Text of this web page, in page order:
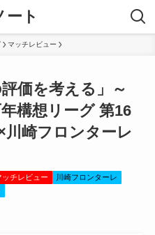
ート
マッチレビュー
価を考える」～
構想リーグ 第16
川崎フロンターレ
ッチレビュー
川崎フロンターレ